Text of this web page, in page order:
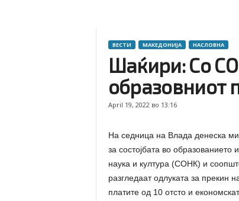
ВЕСТИ МАКЕДОНИЈА НАСЛОВНА
Шаќири: Со
образовниот
April 19, 2022 во 13:16
На седница на Влада денеска
за состојбата во образованието
наука и култура (СОНК) и
разгледаат одлуката за прекин
платите од 10 отсто и